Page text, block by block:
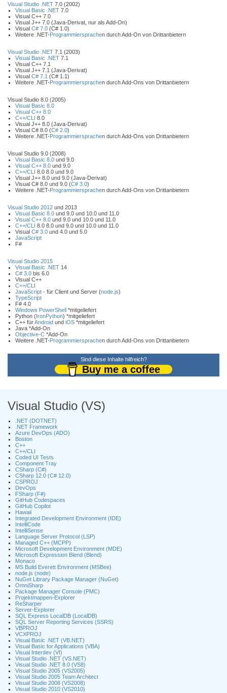
Visual Studio .NET 7.0 (2002)
Visual Basic .NET 7.0
Visual C++ 7.0
Visual J++ 7.0 (Java-Derivat, nur als Add-On)
Visual C# 7.0 (C# 1.0)
Weitere .NET-Programmiersprachen durch Add-On von Drittanbietern
Visual Studio .NET 7.1 (2003)
Visual Basic .NET 7.1
Visual C++ 7.1
Visual J++ 7.1 (Java-Derivat)
Visual C# 7.1 (C# 1.1)
Weitere .NET-Programmiersprachen durch Add-Ons von Drittanbietern
Visual Studio 8.0 (2005)
Visual Basic 8.0
Visual C++ 8.0
C++/CLI 8.0
Visual J++ 8.0 (Java-Derivat)
Visual C# 8.0 (C# 2.0)
Weitere .NET-Programmiersprachen durch Add-Ons von Drittanbietern
Visual Studio 9.0 (2008)
Visual Basic 8.0 und 9.0
Visual C++ 8.0 und 9.0
C++/CLI 8.0 8.0 und 9.0
Visual J++ 8.0 und 9.0 (Java-Derivat)
Visual C# 8.0 und 9.0 (C# 3.0)
Weitere .NET-Programmiersprachen durch Add-Ons von Drittanbietern
Visual Studio 2012 und 2013
Visual Basic 8.0 und 9.0 und 10.0 und 11.0
Visual C++ 8.0 und 9.0 und 10.0 und 11.0
C++/CLI 8.0 8.0 und 9.0 und 10.0 und 11.0
Visual C# 3.0 und 4.0 und 5.0
JavaScript
F#
Visual Studio 2015
Visual Basic .NET 14
C# 3.0 bis 6.0
Visual C++
C++/CLI
JavaScript - für Client und Server (node.js)
TypeScript
F# 4.0
Windows PowerShell *mitgeliefert
Python (IronPython) *mitgeliefert
C++ fürAndroid und iOS *mitgeliefert
Java *Add-On
Objective-C *Add-On
Weitere .NET-Programmiersprachen durch Add-Ons von Drittanbietern
Sind diese Inhalte hilfreich?
Buy me a coffee
Visual Studio (VS)
.NET (DOTNET)
.NET Framework
Azure DevOps (ADO)
Boston
C++
C++/CLI
Coded UI Tests
Component Tray
CSharp (C#)
CSharp 12.0 (C# 12.0)
CSPROJ
DevOps
FSharp (F#)
GitHub Codespaces
GitHub Copilot
Hawaii
Integrated Development Environment (IDE)
IntelliCode
IntelliSense
Language Server Protocol (LSP)
Managed C++ (MCPP)
Microsoft Development Environment (MDE)
Microsoft Expression Blend (Blend)
Monaco
MS Build Everett Environment (MSBee)
node.js (node)
NuGet Library Package Manager (NuGet)
OmniSharp
Package Manager Console (PMC)
Projektmappen-Explorer
ReSharper
Server-Explorer
SQL Express LocalDB (LocalDB)
SQL Server Reporting Services (SSRS)
VBPROJ
VCXPROJ
Visual Basic .NET (VB.NET)
Visual Basic for Applications (VBA)
Visual Interdev (VI)
Visual Studio .NET (VS.NET)
Visual Studio .NET 8.0 (VS8)
Visual Studio 2005 (VS2005)
Visual Studio 2005 Team Architect
Visual Studio 2008 (VS2008)
Visual Studio 2010 (VS2010)